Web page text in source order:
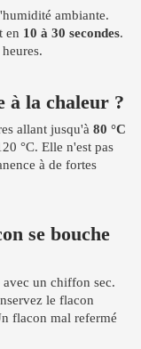
ambiante.
en 10 à 30 secondes.
à la chaleur ?
allant jusqu'à 80 °C
°C. Elle n'est pas
à de fortes
se bouche
avec un chiffon sec.
le flacon
flacon mal refermé